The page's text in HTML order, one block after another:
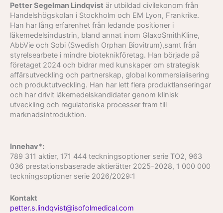
Petter Segelman Lindqvist är utbildad civilekonom från
Handelshögskolan i Stockholm och EM Lyon, Frankrike.
Han har lång erfarenhet från ledande positioner i
läkemedelsindustrin, bland annat inom GlaxoSmithKline,
AbbVie och Sobi (Swedish Orphan Biovitrum),samt från
styrelsearbete i mindre bioteknikföretag. Han började på
företaget 2024 och bidrar med kunskaper om strategisk
affärsutveckling och partnerskap, global kommersialisering
och produktutveckling. Han har lett flera produktlanseringar
och har drivit läkemedelskandidater genom klinisk
utveckling och regulatoriska processer fram till
marknadsintroduktion.
Innehav*:
789 311 aktier, 171 444 teckningsoptioner serie TO2, 963
036 prestationsbaserade aktierätter 2025-2028, 1 000 000
teckningsoptioner serie 2026/2029:1
Kontakt
petter.s.lindqvist@isofolmedical.com